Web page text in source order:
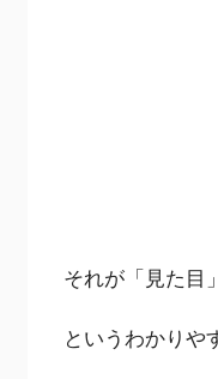
それが「見た目
というわかりや